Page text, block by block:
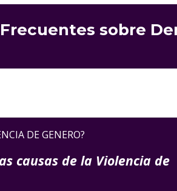
sobre
DE GENERO?
causas de la Violencia de